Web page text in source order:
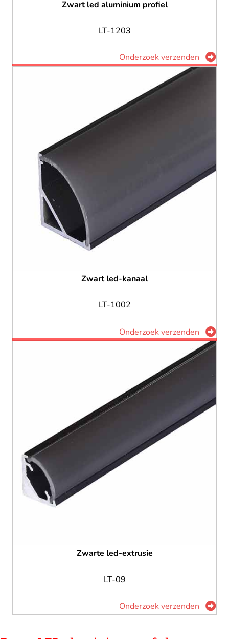
Zwart led aluminium profiel
LT-1203
Onderzoek verzenden
Zwart led-kanaal
LT-1002
Onderzoek verzenden
Zwarte led-extrusie
LT-09
Onderzoek verzenden